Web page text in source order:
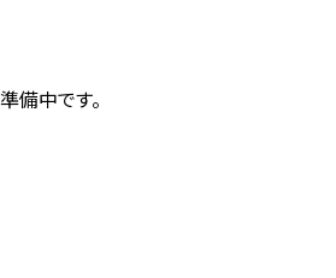
備中です。